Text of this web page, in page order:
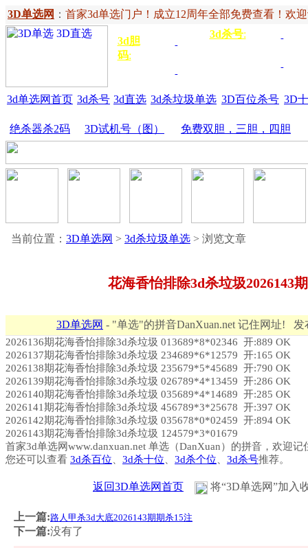
3D单选网 ： 首家3d单选门户！成立12周年全部免费查看！欢
3d胆
码:
3d杀号:
3d单选网首页 3d杀号 3d直选 3d杀垃圾单选 3D百位杀号 3D
绝杀器杀2码 3D试机号（图） 免费双胆，三胆，四胆
当前位置： 3D单选网 > 3d杀垃圾单选 > 浏览文章
花海香怡排除3d杀垃圾2026143
3D单选网 - "单选"的拼音DanXuan.net 记住网址! 发
2026136期花海香怡排除3d杀垃圾 013689*8*02346 开:889 OK
2026137期花海香怡排除3d杀垃圾 234689*6*12579 开:165 OK
2026138期花海香怡排除3d杀垃圾 235679*5*45689 开:790 OK
2026139期花海香怡排除3d杀垃圾 026789*4*13459 开:286 OK
2026140期花海香怡排除3d杀垃圾 035689*4*14689 开:285 OK
2026141期花海香怡排除3d杀垃圾 456789*3*25678 开:397 OK
2026142期花海香怡排除3d杀垃圾 035678*0*02459 开:894 OK
2026143期花海香怡排除3d杀垃圾 124579*3*01679
首家3d单选网www.danxuan.net 单选（DanXuan）的拼音，欢迎记
您还可以查看 3d杀百位 3d杀十位 3d杀个位 3d杀号推荐。
返回3D单选网首页 将“3D单选网”加入
上一篇:路人甲杀3d大底2026143期期杀15注
下一篇:没有了